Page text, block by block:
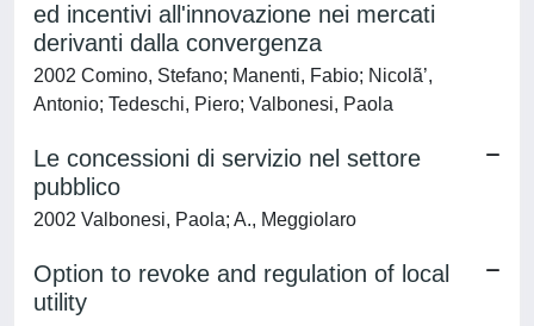
ed incentivi all'innovazione nei mercati
derivanti dalla convergenza
2002 Comino, Stefano; Manenti, Fabio; Nicolã’,
Antonio; Tedeschi, Piero; Valbonesi, Paola
Le concessioni di servizio nel settore
pubblico
2002 Valbonesi, Paola; A., Meggiolaro
Option to revoke and regulation of local
utility